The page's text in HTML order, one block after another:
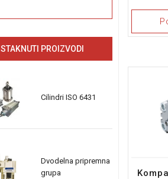
ISTAKNUTI PROIZVODI
Cilindri ISO 6431
Dvodelna pripremna
grupa